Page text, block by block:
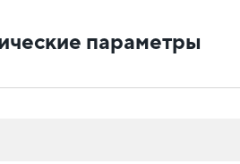
параметры